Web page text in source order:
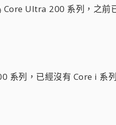
Ultra 200 系列，之
系列，已經沒有 Core i 系